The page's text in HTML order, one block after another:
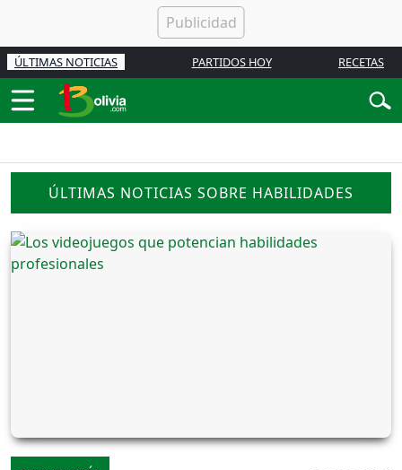
ÚLTIMAS NOTICIAS PARTIDOS HOY RECETAS
ÚLTIMAS NOTICIAS SOBRE HABILIDADES